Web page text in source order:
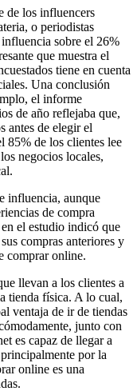
de los influencers
o periodistas
sobre el 26%
que muestra el
tiene en cuenta
Una conclusión
el informe
de año reflejaba que,
antes de elegir el
85% de los clientes lee
negocios locales,
influencia, aunque
de compra
el estudio indicó que
compras anteriores y
comprar online.
llevan a los clientes a
tienda física. A lo cual,
ventaja de ir de tiendas
junto con
es capaz de llegar a
por la
online es una